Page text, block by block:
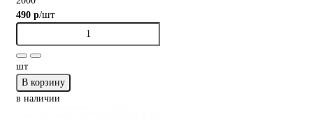
490 р/шт
шт
В корзину
в наличии